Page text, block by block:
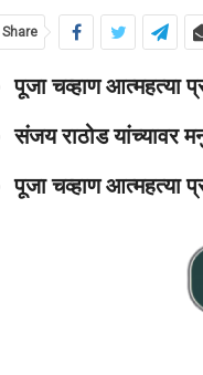
Share
पूजा चव्हाण आत्महत्या
संजय राठोड यांच्यावर
पूजा चव्हाण आत्महत्या